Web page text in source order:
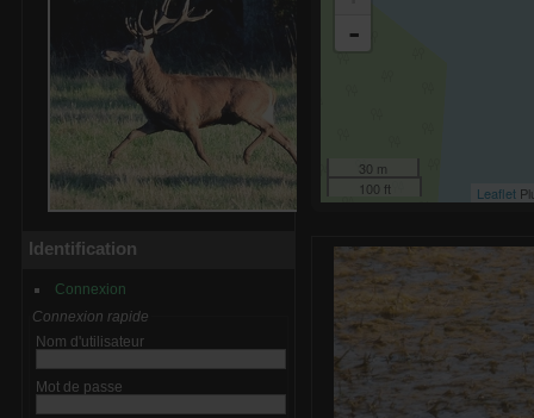
Identification
Connexion
Connexion rapide
Nom d'utilisateur
Mot de passe
-
30 m
100 ft
Leaflet